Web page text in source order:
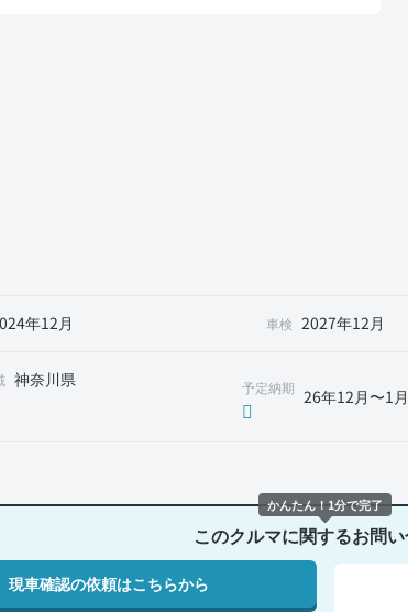
年12月 車検 2027年12月
神奈川県 予定納期 26年12月〜1月
このクルマに関するお問
現車確認の依頼はこちらから
かんたん！1分で完了